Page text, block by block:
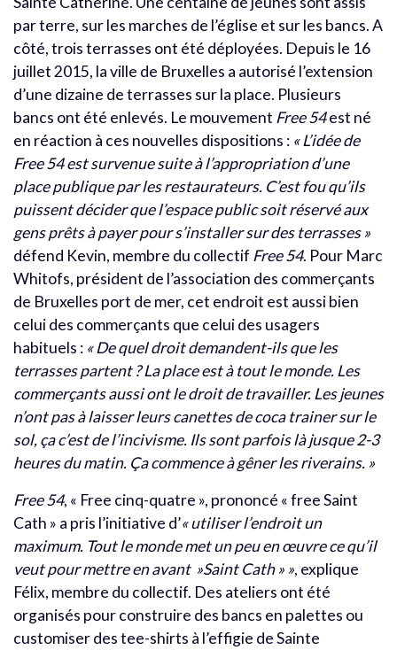
par terre, sur les marches de l’église et sur les bancs. A
côté, trois terrasses ont été déployées. Depuis le 16
juillet 2015, la ville de Bruxelles a autorisé l’extension
d’une dizaine de terrasses sur la place. Plusieurs
bancs ont été enlevés. Le mouvement Free 54est né
en réaction à ces nouvelles dispositions : « L’idée de
Free 54 est survenue suite à l’appropriation d’une
place publique par les restaurateurs. C’est fou qu’ils
puissent décider que l’espace public soit réservé aux
gens prêts à payer pour s’installer sur des terrasses »
défend Kevin, membre du collectif Free 54. Pour Marc
Whitofs, président de l’association des commerçants
de Bruxelles port de mer, cet endroit est aussi bien
celui des commerçants que celui des usagers
habituels : « De quel droit demandent-ils que les
terrasses partent ? La place est à tout le monde. Les
commerçants aussi ont le droit de travailler. Les jeunes
n’ont pas à laisser leurs canettes de coca trainer sur le
sol, ça c’est de l’incivisme. Ils sont parfois là jusque 2-3
heures du matin. Ça commence à gêner les riverains. »
Free 54, « Free cinq-quatre », prononcé « free Saint
Cath » a pris l’initiative d’« utiliser l’endroit un
maximum. Tout le monde met un peu en œuvre ce qu’il
veut pour mettre en avant »Saint Cath » », explique
Félix, membre du collectif. Des ateliers ont été
organisés pour construire des bancs en palettes ou
customiser des tee-shirts à l’effigie de Sainte